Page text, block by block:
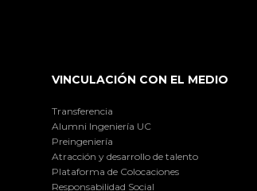
VINCULACIÓN CON EL MEDIO
Transferencia
Alumni Ingeniería UC
Preingeniería
Atracción y desarrollo de talento
Plataforma de Colocaciones
Responsabilidad Social